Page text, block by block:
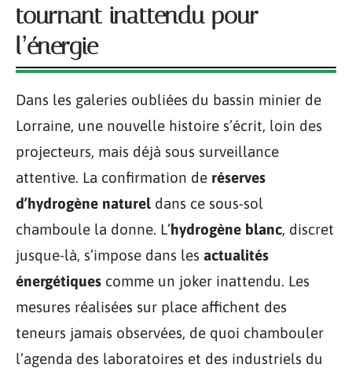
tournant inattendu pour
l’énergie
Dans les galeries oubliées du bassin minier de
Lorraine, une nouvelle histoire s’écrit, loin des
projecteurs, mais déjà sous surveillance
attentive. La confirmation de réserves
d’hydrogène naturel dans ce sous-sol
chamboule la donne. L’hydrogène blanc, discret
jusque-là, s’impose dans les actualités
énergétiques comme un joker inattendu. Les
mesures réalisées sur place affichent des
teneurs jamais observées, de quoi chambouler
l’agenda des laboratoires et des industriels du